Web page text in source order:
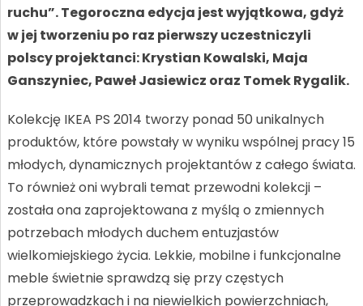
ruchu”. Tegoroczna edycja jest wyjątkowa, gdyż
w jej tworzeniu po raz pierwszy uczestniczyli
polscy projektanci: Krystian Kowalski, Maja
Ganszyniec, Paweł Jasiewicz oraz Tomek Rygalik.
Kolekcję IKEA PS 2014 tworzy ponad 50 unikalnych
produktów, które powstały w wyniku wspólnej pracy 15
młodych, dynamicznych projektantów z całego świata.
To również oni wybrali temat przewodni kolekcji –
została ona zaprojektowana z myślą o zmiennych
potrzebach młodych duchem entuzjastów
wielkomiejskiego życia. Lekkie, mobilne i funkcjonalne
meble świetnie sprawdzą się przy częstych
przeprowadzkach i na niewielkich powierzchniach,